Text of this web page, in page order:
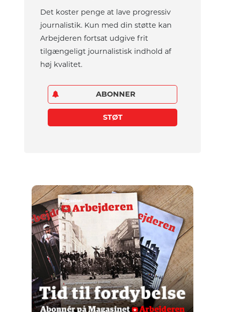
Det koster penge at lave progressiv
journalistik. Kun med din støtte kan
Arbejderen fortsat udgive frit
tilgængeligt journalistisk indhold af
høj kvalitet.
ABONNER
STØT